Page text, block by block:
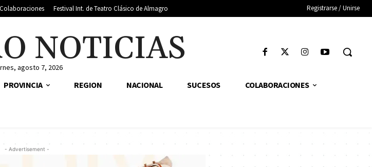
Colaboraciones Festival Int. de Teatro Clásico de Almagro Registrarse / Unirse
NOTICIAS
agosto 7, 2026
PROVINCIA REGION NACIONAL SUCESOS COLABORACIONES
- Advertisement -